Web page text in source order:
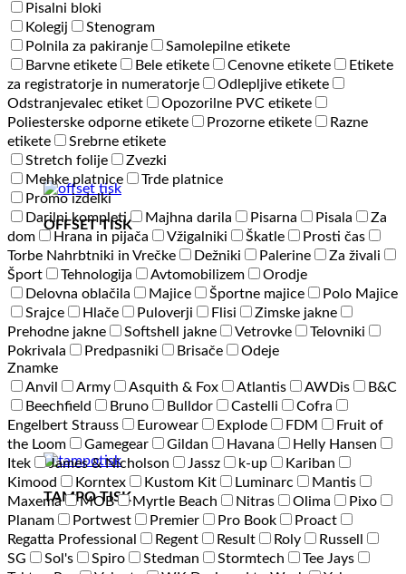
OFFSET TISK
TAMPO TISK
Pisalni bloki
Kolegij
Stenogram
Polnila za pakiranje
Samolepilne etikete
Barvne etikete
Bele etikete Cenovne etikete
Etikete
za registratorje in numeratorje
Odlepljive etikete
Odstranjevalec etiket
Opozorilne PVC etikete
Poliesterske odporne etikete
Prozorne etikete
Razne
etikete
Srebrne etikete
Stretch folije
Zvezki
Mehke platnice
Trde platnice
Promo izdelki
Darilni kompleti
Majhna darila Pisarna Pisala
Za
dom
Hrana in pijača Vžigalniki Škatle
Prosti čas
Torbe Nahrbtniki in Vrečke
Dežniki Palerine
Za živali
Šport
Tehnologija Avtomobilizem
Orodje
Delovna oblačila
Majice Športne majice
Polo Majice
Srajce
Hlače Puloverji Flisi
Zimske jakne
Prehodne jakne
Softshell jakne Vetrovke
Telovniki
Pokrivala
Predpasniki Brisače
Odeje
Znamke
Anvil
Army Asquith & Fox Atlantis AWDis
B&C
Beechfield
Bruno Bulldor Castelli
Cofra
Engelbert Strauss
Eurowear Explode FDM
Fruit of
the Loom
Gamegear Gildan Havana
Helly Hansen
Itek
James & Nicholson Jassz k-up
Kariban
Kimood
Korntex Kustom Kit Luminarc
Mantis
Maxema
MOB Myrtle Beach Nitras Olima
Pixo
Planam
Portwest Premier Pro Book
Proact
Regatta Professional
Regent Result Roly
Russell
SG
Sol's Spiro Stedman Stormtech
Tee Jays